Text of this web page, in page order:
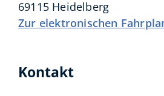
69115 Heidelberg
Zur elektronischen
Kontakt